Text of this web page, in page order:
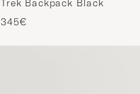
Trek Backpack Black
345€